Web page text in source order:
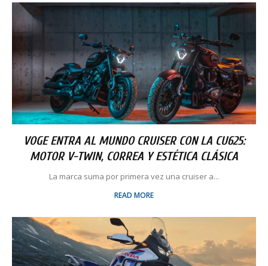
VOGE ENTRA AL MUNDO CRUISER CON LA CU625:
MOTOR V-TWIN, CORREA Y ESTÉTICA CLÁSICA
La marca suma por primera vez una cruiser a...
READ MORE